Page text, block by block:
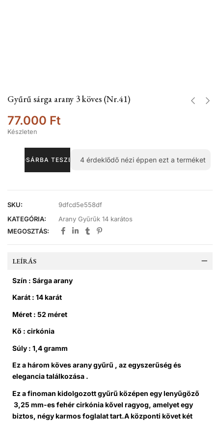
Gyűrű sárga arany 3 köves (Nr.41)
77.000 Ft
Készleten
KOSÁRBA TESZEM 4érdeklődő nézi éppen ezt a terméket
SKU:
9dfcd5e558df
KATEGÓRIA:
Arany Gyűrűk 14 karátos
MEGOSZTÁS:
LEÍRÁS
Szín : Sárga arany
Karát : 14 karát
Méret : 52 méret
Kő : cirkónia
Súly : 1,4 gramm
Ez a három köves arany gyűrű , az egyszerűség és
elegancia találkozása .
Ez a finoman kidolgozott gyűrű középen egy lenyűgöző
3,25 mm-es fehér cirkónia kővel ragyog, amelyet egy
biztos, négy karmos foglalat tart.A központi követ két